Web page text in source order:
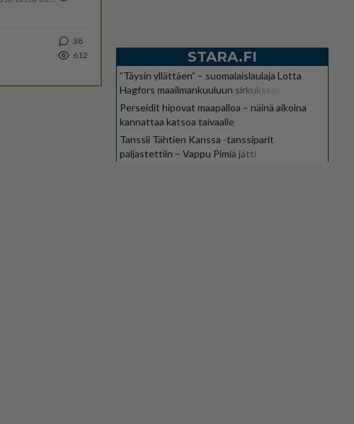
38
612
STARA.FI
”Täysin yllättäen” – suomalaislaulaja Lotta
Hagfors maailmankuuluun sirkukseen
Perseidit hipovat maapalloa – näinä aikoina
kannattaa katsoa taivaalle
Tanssii Tähtien Kanssa -tanssiparit
paljastettiin – Vappu Pimiä jätti